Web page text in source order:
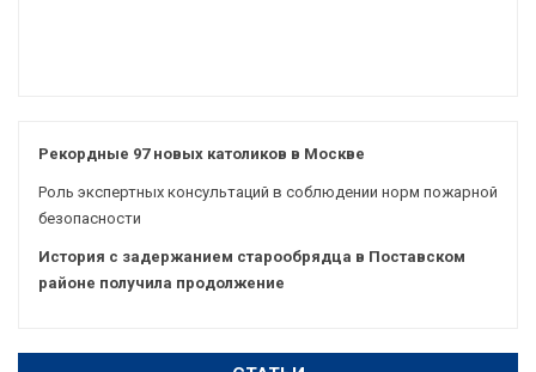
Рекордные 97 новых католиков в Москве
Роль экспертных консультаций в соблюдении норм пожарной
безопасности
История с задержанием старообрядца в Поставском
районе получила продолжение